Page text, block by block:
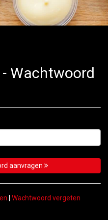
Wachtwoord
aanvragen
Wachtwoord vergeten